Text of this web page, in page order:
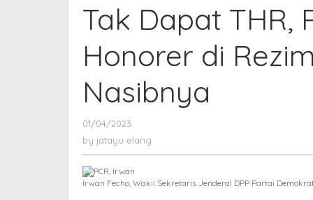
Tak Dapat THR,
Honorer di
Nasibnya
01/04/2023
jatayu
by jatayu elang
Irwan Fecho, Wakil Sekretaris Jenderal DPP Partai